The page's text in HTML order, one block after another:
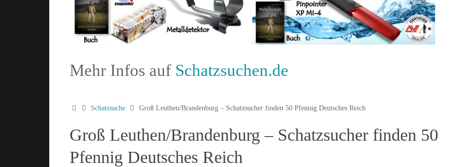
Mehr Infos auf Schatzsuchen.de
Schatzsuche Groß Leuthen/Brandenburg – Schatzsucher finden 50 Pfennig Deutsches Reich
Groß Leuthen/Brandenburg – Schatzsucher finden 50
Pfennig Deutsches Reich